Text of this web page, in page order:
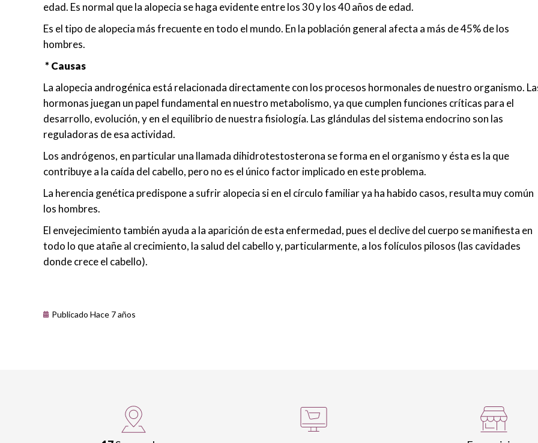
edad. Es normal que la alopecia se haga evidente entre los 30 y los 40 años de edad.
Es el tipo de alopecia más frecuente en todo el mundo. En la población general afecta a más de 45% de los
hombres.
* Causas
La alopecia androgénica está relacionada directamente con los procesos hormonales de nuestro organismo.
hormonas juegan un papel fundamental en nuestro metabolismo, ya que cumplen funciones críticas para el
desarrollo, evolución, y en el equilibrio de nuestra fisiología. Las glándulas del sistema endocrino son las
reguladoras de esa actividad.
Los andrógenos, en particular una llamada dihidrotestosterona se forma en el organismo y ésta es la que
contribuye a la caída del cabello, pero no es el único factor implicado en este problema.
La herencia genética predispone a sufrir alopecia si en el círculo familiar ya ha habido casos, resulta muy común
los hombres.
El envejecimiento también ayuda a la aparición de esta enfermedad, pues el declive del cuerpo se manifiesta en
todo lo que atañe al crecimiento, la salud del cabello y, particularmente, a los folículos pilosos (las cavidades
donde crece el cabello).
Publicado Hace 7 años